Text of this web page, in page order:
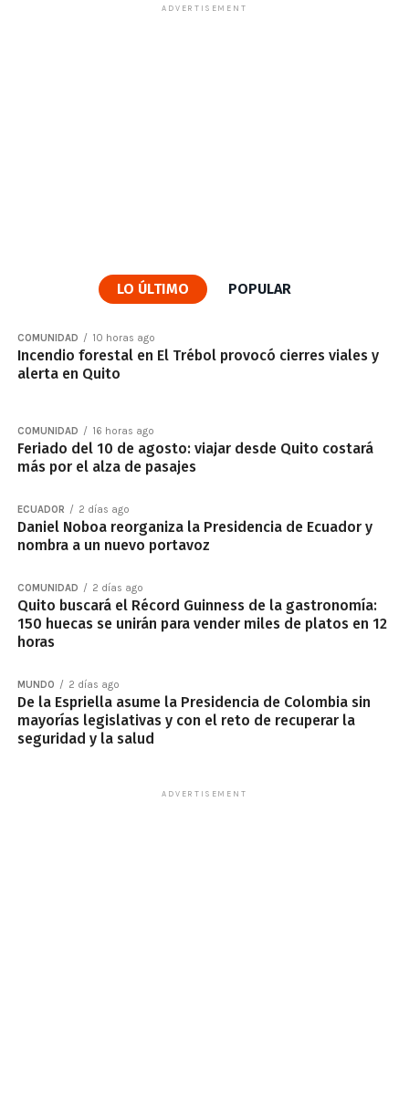
ADVERTISEMENT
LO ÚLTIMO POPULAR
COMUNIDAD 10 horas ago
Incendio forestal en El Trébol provocó cierres viales y
alerta en Quito
COMUNIDAD 16 horas ago
Feriado del 10 de agosto: viajar desde Quito costará
más por el alza de pasajes
ECUADOR 2 días ago
Daniel Noboa reorganiza la Presidencia de Ecuador y
nombra a un nuevo portavoz
COMUNIDAD 2 días ago
Quito buscará el Récord Guinness de la gastronomía:
150 huecas se unirán para vender miles de platos en 12
horas
MUNDO 2 días ago
De la Espriella asume la Presidencia de Colombia sin
mayorías legislativas y con el reto de recuperar la
seguridad y la salud
ADVERTISEMENT